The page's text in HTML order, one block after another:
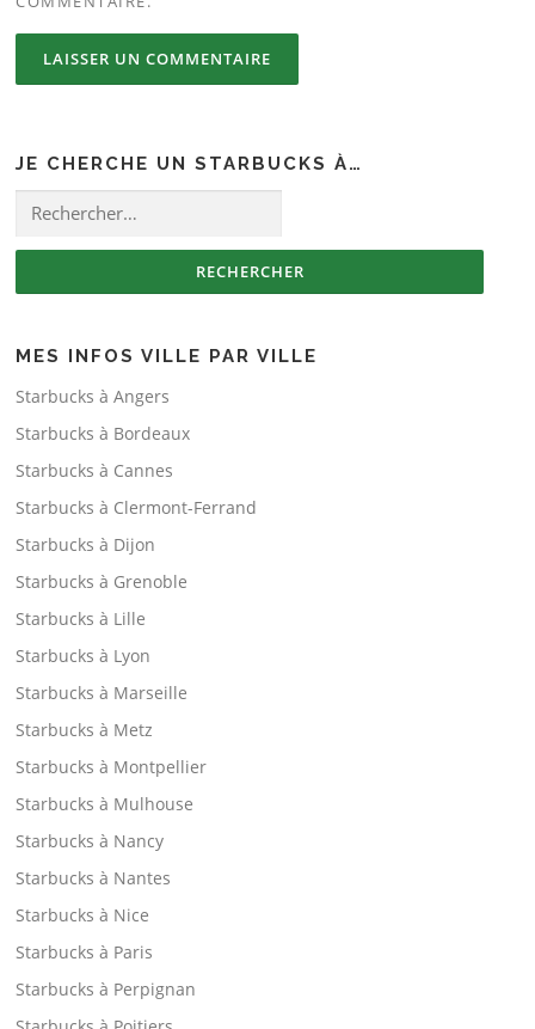
JE CHERCHE UN STARBUCKS À…
Rechercher :
MES INFOS VILLE PAR VILLE
Starbucks à Angers
Starbucks à Bordeaux
Starbucks à Cannes
Starbucks à Clermont-Ferrand
Starbucks à Dijon
Starbucks à Grenoble
Starbucks à Lille
Starbucks à Lyon
Starbucks à Marseille
Starbucks à Metz
Starbucks à Montpellier
Starbucks à Mulhouse
Starbucks à Nancy
Starbucks à Nantes
Starbucks à Nice
Starbucks à Paris
Starbucks à Perpignan